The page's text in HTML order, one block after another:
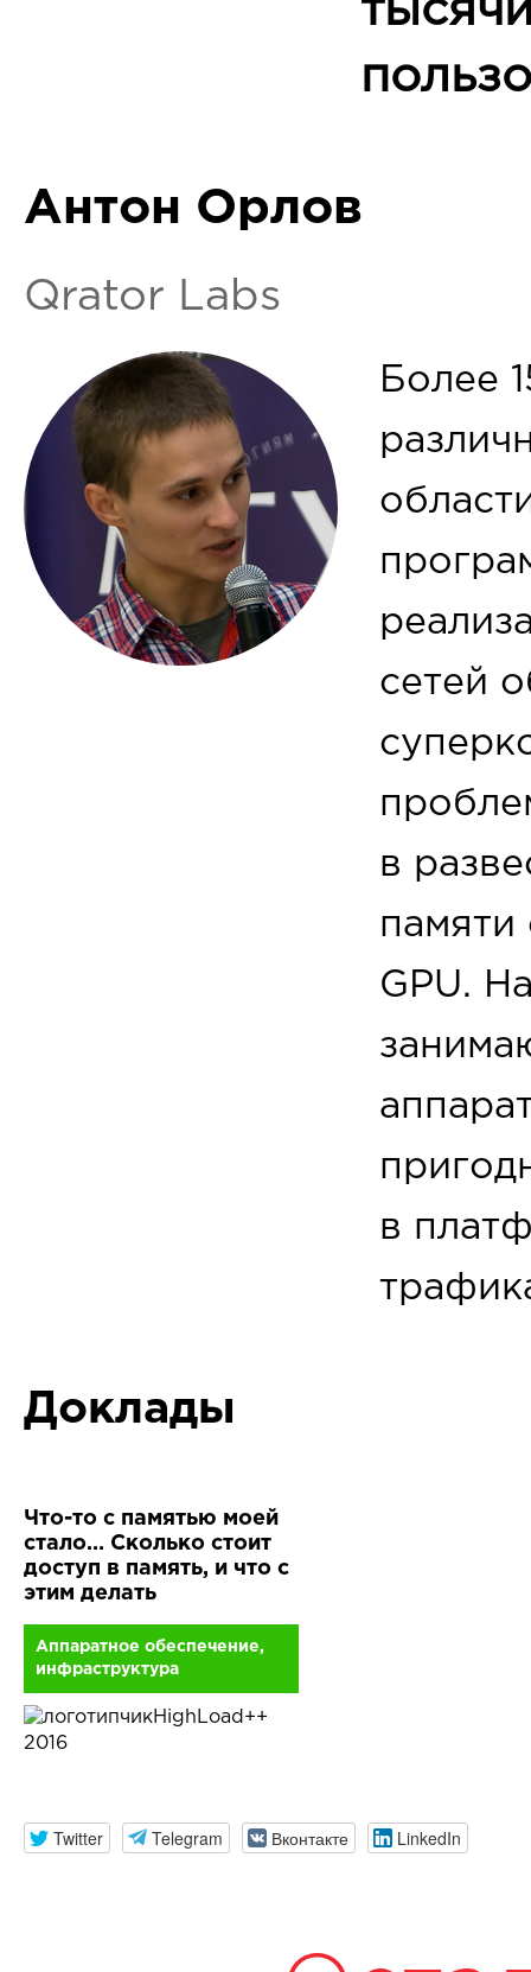
Антон Орлов
Qrator Labs
Более
сетей
в
памяти
GPU.
в
Доклады
Что-то с памятью моей
стало… Сколько стоит
доступ в память, и что с
этим делать
Аппаратное обеспечение,
инфраструктура
HighLoad++
2016
Twitter Telegram Вконтакте LinkedIn